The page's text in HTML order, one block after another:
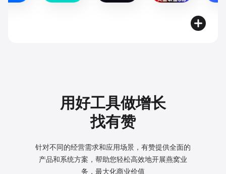
用好工具做增长
找有赞
针对不同的经营需求和应用场景，有赞提供全面的
产品和系统方案， 帮助您轻松高效地开展燕窝业
务，最大化商业价值